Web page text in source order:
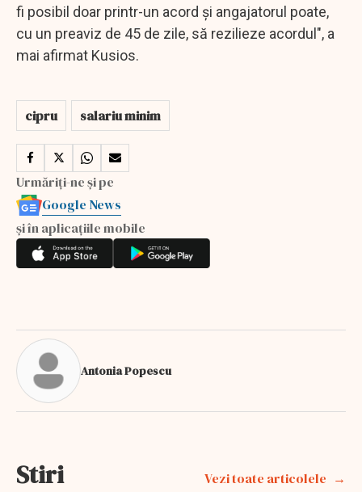
fi posibil doar printr-un acord şi angajatorul poate,
cu un preaviz de 45 de zile, să rezilieze acordul", a
mai afirmat Kusios.
cipru salariu minim
Urmăriți-ne și pe
Google News
și în aplicațiile mobile
Antonia Popescu
Stiri Vezi toate articolele